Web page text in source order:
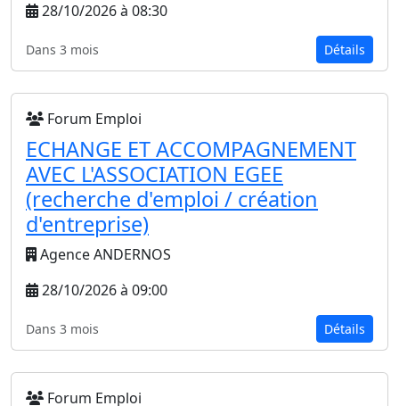
28/10/2026 à 08:30
Dans 3 mois Détails
Forum Emploi
ECHANGE ET ACCOMPAGNEMENT
AVEC L'ASSOCIATION EGEE
(recherche d'emploi / création
d'entreprise)
Agence ANDERNOS
28/10/2026 à 09:00
Dans 3 mois Détails
Forum Emploi